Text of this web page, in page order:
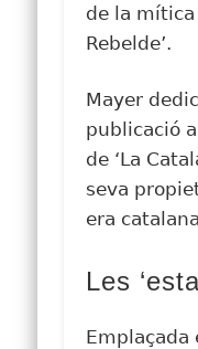
de la mítica
Rebelde’.
Mayer
publicació
de ‘La
seva
era
Les